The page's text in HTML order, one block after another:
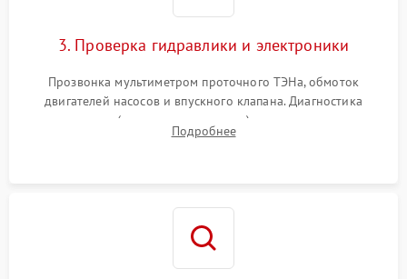
3. Проверка гидравлики и электроники
Прозвонка мультиметром проточного ТЭНа, обмоток
двигателей насосов и впускного клапана. Диагностика
прессостата (датчика уровня воды), датчика мутности,
концевика дверцы и электронного модуля управления.
Подробнее